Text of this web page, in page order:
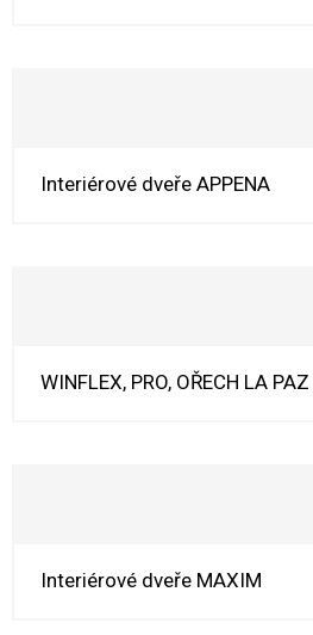
Interiérové dveře APPENA
WINFLEX, PRO, OŘECH LA PAZ
Interiérové dveře MAXIM